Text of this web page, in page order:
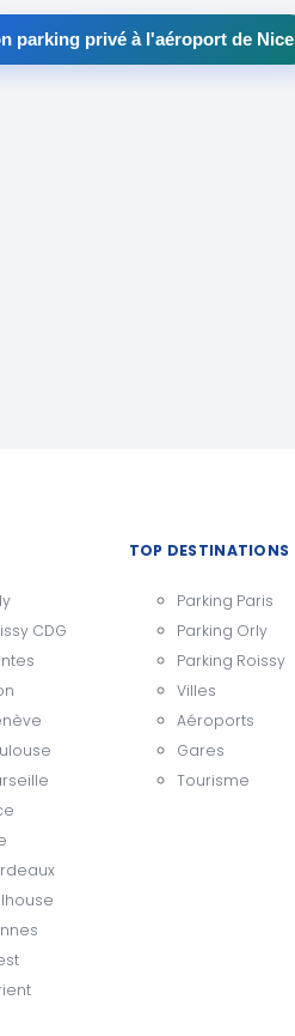
parking privé à l'aéroport de Nice
CDG
TOP DESTINATIONS
Parking Paris
Parking Orly
Parking Roissy
Villes
Aéroports
Gares
Tourisme